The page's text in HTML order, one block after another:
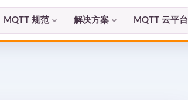
MQTT 规范 解决方案 MQTT 云平台